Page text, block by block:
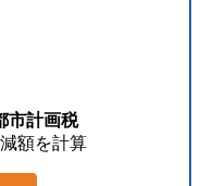
市計画税
額を計算